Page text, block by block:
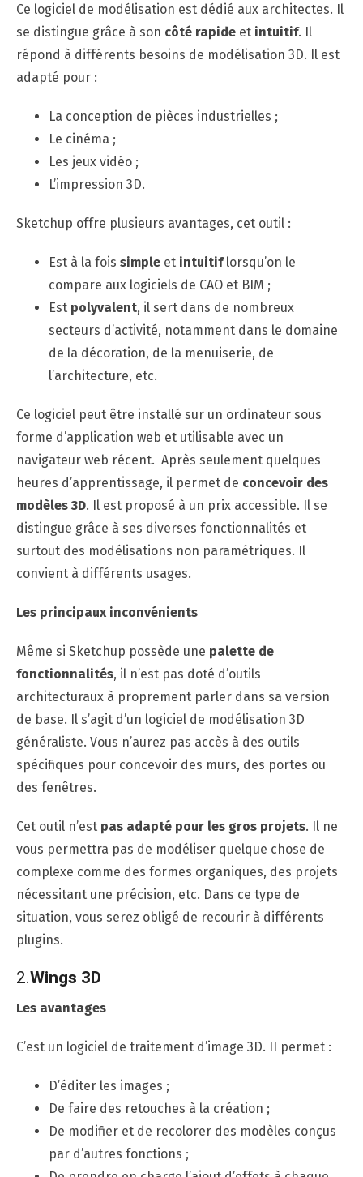
Ce logiciel de modélisation est dédié aux architectes. Il
se distingue grâce à son côté rapide et intuitif. Il
répond à différents besoins de modélisation 3D. Il est
adapté pour :
La conception de pièces industrielles ;
Le cinéma ;
Les jeux vidéo ;
L’impression 3D.
Sketchup offre plusieurs avantages, cet outil :
Est à la fois simple et intuitiflorsqu’on le
compare aux logiciels de CAO et BIM ;
Est polyvalent, il sert dans de nombreux
secteurs d’activité, notamment dans le domaine
de la décoration, de la menuiserie, de
l’architecture, etc.
Ce logiciel peut être installé sur un ordinateur sous
forme d’application web et utilisable avec un
navigateur web récent. Après seulement quelques
heures d’apprentissage, il permet de concevoir des
modèles 3D. Il est proposé à un prix accessible. Il se
distingue grâce à ses diverses fonctionnalités et
surtout des modélisations non paramétriques. Il
convient à différents usages.
Les principaux inconvénients
Même si Sketchup possède une palette de
fonctionnalités, il n’est pas doté d’outils
architecturaux à proprement parler dans sa version
de base. Il s’agit d’un logiciel de modélisation 3D
généraliste. Vous n’aurez pas accès à des outils
spécifiques pour concevoir des murs, des portes ou
des fenêtres.
Cet outil n’est pas adapté pour les gros projets. Il ne
vous permettra pas de modéliser quelque chose de
complexe comme des formes organiques, des projets
nécessitant une précision, etc. Dans ce type de
situation, vous serez obligé de recourir à différents
plugins.
2.Wings 3D
Les avantages
C’est un logiciel de traitement d’image 3D. II permet :
D’éditer les images ;
De faire des retouches à la création ;
De modifier et de recolorer des modèles conçus
par d’autres fonctions ;